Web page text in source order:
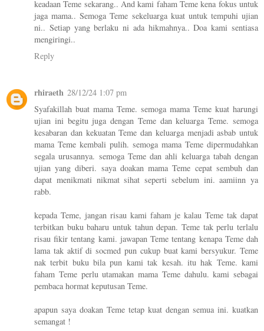
keadaan Teme sekarang.. And kami faham Teme kena fokus untuk
jaga mama.. Semoga Teme sekeluarga kuat untuk tempuhi ujian
ni.. Setiap yang berlaku ni ada hikmahnya.. Doa kami sentiasa
mengiringi..
Reply
rhiraeth 28/12/24 1:07 pm
Syafakillah buat mama Teme. semoga mama Teme kuat harungi
ujian ini begitu juga dengan Teme dan keluarga Teme. semoga
kesabaran dan kekuatan Teme dan keluarga menjadi asbab untuk
mama Teme kembali pulih. semoga mama Teme dipermudahkan
segala urusannya. semoga Teme dan ahli keluarga tabah dengan
ujian yang diberi. saya doakan mama Teme cepat sembuh dan
dapat menikmati nikmat sihat seperti sebelum ini. aamiinn ya
rabb.
kepada Teme, jangan risau kami faham je kalau Teme tak dapat
terbitkan buku baharu untuk tahun depan. Teme tak perlu terlalu
risau fikir tentang kami. jawapan Teme tentang kenapa Teme dah
lama tak aktif di socmed pun cukup buat kami bersyukur. Teme
nak terbit buku bila pun kami tak kesah. itu hak Teme. kami
faham Teme perlu utamakan mama Teme dahulu. kami sebagai
pembaca hormat keputusan Teme.
apapun saya doakan Teme tetap kuat dengan semua ini. kuatkan
semangat !